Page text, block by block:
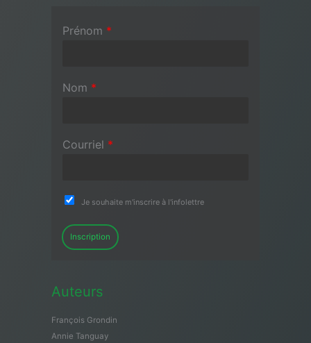
Prénom *
Nom *
Courriel *
Je souhaite m'inscrire à l'infolettre
Inscription
Auteurs
François Grondin
Annie Tanguay